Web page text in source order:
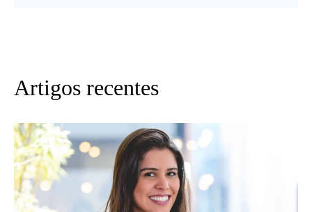
Artigos recentes